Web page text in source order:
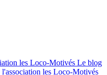
Le blog